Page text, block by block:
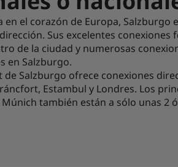
el corazón de Europa, Salzburgo
Sus excelentes conexiones
de la ciudad y numerosas
en Salzburgo.
de Salzburgo ofrece conexiones
Estambul y Londres. Los
también están a sólo unas 2